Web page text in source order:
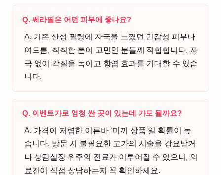
Q. 쎄라필은 어떤 피부에 좋나요?
A. 기존 산성 필링에 자극을 느꼈던 민감성 피부나
여드름, 칙칙한 톤이 고민인 분들께 적합합니다. 자
극 없이 각질을 녹이고 항염 효과를 기대할 수 있습
니다.
Q. 이벤트가로 엄청 싼 곳이 있는데 가도 될까요?
A. 가격이 저렴한 이른바 ‘미끼 상품’일 확률이 높
습니다. 방문 시 불필요한 고가의 시술을 강요받거
나 상담실장 위주의 진료가 이루어질 수 있으니, 의
료진이 직접 상담하는지 꼭 확인하세요.